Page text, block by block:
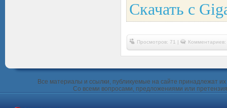
Скачать с
Просмотров: 71 | Комментариев:
Все материалы и ссылки, публикуемые на сайте принадлежат
Со всеми вопросами, предложениями или